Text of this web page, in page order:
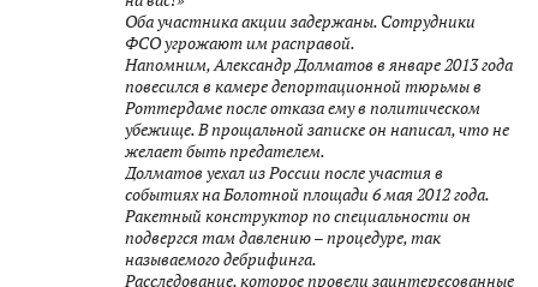
Оба участника акции задержаны. Сотрудники
ФСО угрожают им расправой.
Напомним, Александр Долматов в январе 2013 года
повесился в камере депортационной тюрьмы в
Роттердаме после отказа ему в политическом
убежище. В прощальной записке он написал, что не
желает быть предателем.
Долматов уехал из России после участия в
событиях на Болотной площади 6 мая 2012 года.
Ракетный конструктор по специальности он
подвергся там давлению – процедуре, так
называемого дебрифинга.
Расследование, которое провели заинтересованные